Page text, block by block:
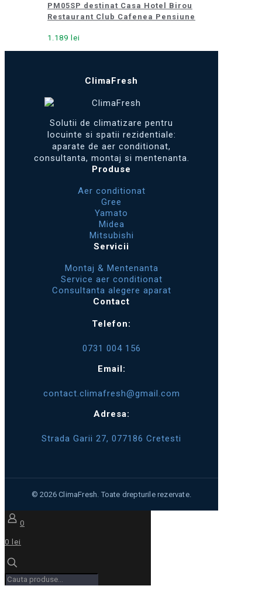
PM05SP destinat Casa Hotel Birou
Restaurant Club Cafenea Pensiune
1.189 lei
ClimaFresh
Solutii de climatizare pentru
locuinte si spatii rezidentiale:
aparate de aer conditionat,
consultanta, montaj si mentenanta.
Produse
Aer conditionat
Gree
Yamato
Midea
Mitsubishi
Servicii
Montaj & Mentenanta
Service aer conditionat
Consultanta alegere aparat
Contact
Telefon:
0731 004 156
Email:
contact.climafresh@gmail.com
Adresa:
Strada Garii 27, 077186 Cretesti
0
0 lei